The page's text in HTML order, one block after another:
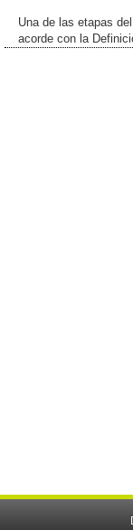
Una de las etapas
acorde con la